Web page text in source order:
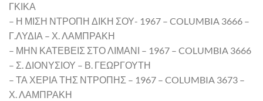
ΓΚΙΚΑ
– Η ΜΙΣΗ ΝΤΡΟΠΗ ΔΙΚΗ ΣΟΥ- 1967 – COLUMBIA 3666 –
Γ.ΛΥΔΙΑ – Χ. ΛΑΜΠΡΑΚΗ
– ΜΗΝ ΚΑΤΕΒΕΙΣ ΣΤΟ ΛΙΜΑΝΙ – 1967 – COLUMBIA 3666
– Σ. ΔΙΟΝΥΣΙΟΥ – Β. ΓΕΩΡΓΟΥΤΗ
– ΤΑ ΧΕΡΙΑ ΤΗΣ ΝΤΡΟΠΗΣ – 1967 – COLUMBIA 3673 –
Χ. ΛΑΜΠΡΑΚΗ